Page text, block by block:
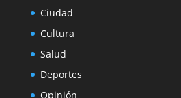
Ciudad
Cultura
Salud
Deportes
Opinión